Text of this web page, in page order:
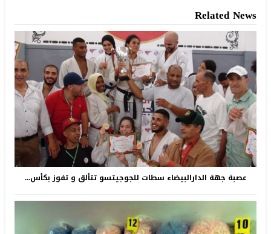
Related News
عصبة جهة الدارالبيضاء سطات للجوجيتسو تتألق و تفوز بكأس...